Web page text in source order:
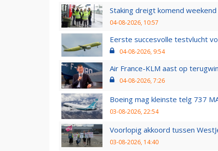
Staking dreigt komend
04-08-2026, 10:57
Eerste succesvolle testvlucht
04-08-2026, 9:54
Air France-KLM aast op
04-08-2026, 7:26
Boeing mag kleinste telg 737
03-08-2026, 22:54
Voorlopig akkoord tussen
03-08-2026, 14:40